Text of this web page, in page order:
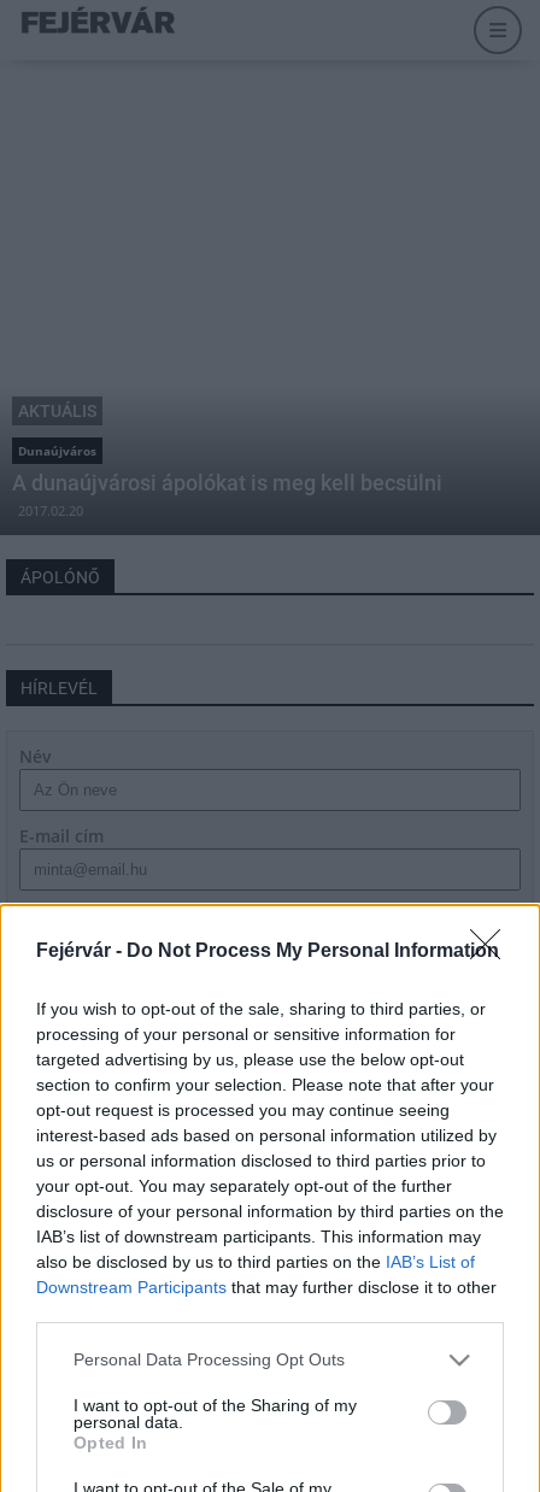
Fejérvár - Do Not Process My Personal Information
If you wish to opt-out of the sale, sharing to third parties, or
processing of your personal or sensitive information for
targeted advertising by us, please use the below opt-out
section to confirm your selection. Please note that after your
opt-out request is processed you may continue seeing
interest-based ads based on personal information utilized by
us or personal information disclosed to third parties prior to
your opt-out. You may separately opt-out of the further
disclosure of your personal information by third parties on the
IAB’s list of downstream participants. This information may
also be disclosed by us to third parties on the IAB’s List of
Downstream Participants that may further disclose it to other
Please note that this website/app uses one or more Google
not limited to your visit or usage behaviour. You may click to
grant or deny consent to Google and its third-party tags to
use your data for below specified purposes in below Google
consent section.
Personal Data Processing Opt Outs
I want to opt-out of the Sharing of my
personal data.
Opted In
I want to opt-out of the Sale of my
AKTUÁLIS
Dunaújváros
A dunaújvárosi ápolókat is meg kell becsülni
2017.02.20
ÁPOLÓNŐ
HÍRLEVÉL
Név
E-mail cím
szabályzatot!
LEGFRISSEBB
Amire többmillióan vártunk: szombattól
másodfokúra csökken a riasztás
Helyi hírek
Látlelet a hazai víziközművekről?
Bicske vízellátása